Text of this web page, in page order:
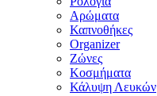
Αρώματα
Καπνοθήκες
Organizer
Ζώνες
Κοσμήματα
Κάλυψη Λευκών